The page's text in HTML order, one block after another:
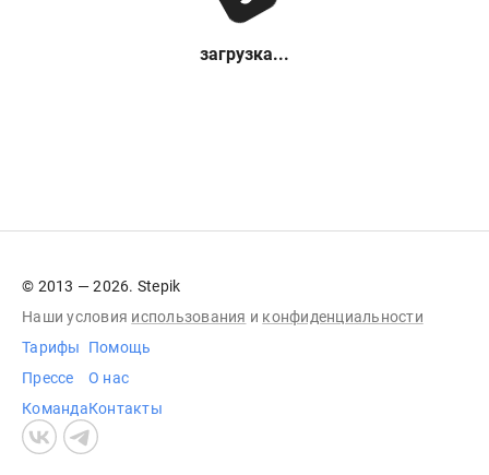
загрузка...
© 2013 — 2026. Stepik
Наши условия использования и конфиденциальности
Тарифы
Прессе
Команда
Помощь
О нас
Контакты